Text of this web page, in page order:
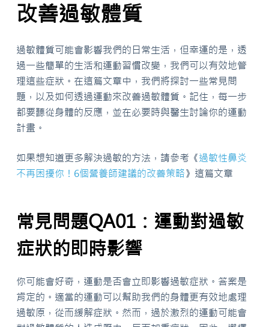
改善過敏體質
過敏體質可能會影響我們的日常生活，但幸運的是，透
過一些簡單的生活和運動習慣改變，我們可以有效地管
理這些症狀。在這篇文章中，我們將探討一些常見問
題，以及如何透過運動來改善過敏體質。記住，每一步
都要聽從身體的反應，並在必要時與醫生討論你的運動
計畫。
如果想知道更多解決過敏的方法，請參考《過敏性鼻炎
不再困擾你！6個營養師建議的改善策略》這篇文章
常見問題QA01：運動對過敏
症狀的即時影響
你可能會好奇，運動是否會立即影響過敏症狀。答案是
肯定的。適當的運動可以幫助我們的身體更有效地處理
過敏原，從而緩解症狀。然而，過於激烈的運動可能會